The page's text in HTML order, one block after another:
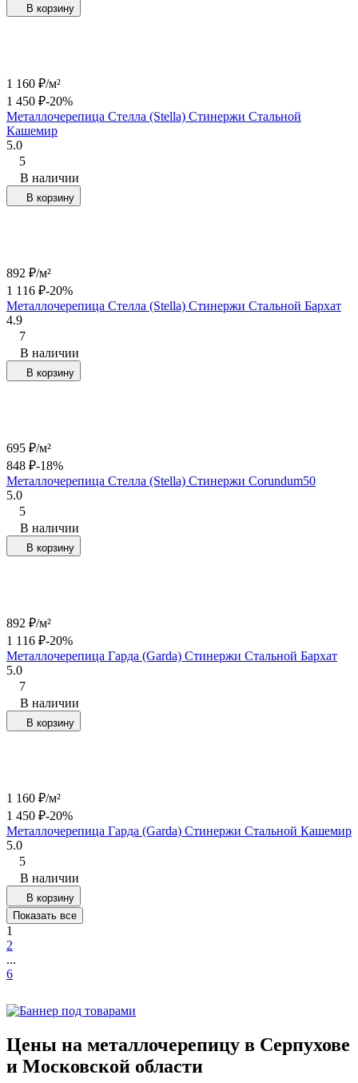
В корзину
1 160 ₽/м²
1 450 ₽-20%
Металлочерепица Стелла (Stella) Стинержи Стальной
Кашемир
5.0
5
В наличии
В корзину
892 ₽/м²
1 116 ₽-20%
Металлочерепица Стелла (Stella) Стинержи Стальной Бархат
4.9
7
В наличии
В корзину
695 ₽/м²
848 ₽-18%
Металлочерепица Стелла (Stella) Стинержи Corundum50
5.0
5
В наличии
В корзину
892 ₽/м²
1 116 ₽-20%
Металлочерепица Гарда (Garda) Стинержи Стальной Бархат
5.0
7
В наличии
В корзину
1 160 ₽/м²
1 450 ₽-20%
Металлочерепица Гарда (Garda) Стинержи Стальной Кашемир
5.0
5
В наличии
В корзину
Показать все
1
2
...
6
Цены на металлочерепицу в Серпухове
и Московской области